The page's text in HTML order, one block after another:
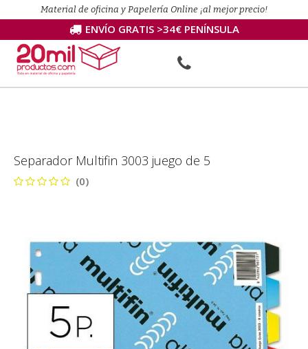
Material de oficina y Papelería Online ¡al mejor precio!
ENVÍO GRATIS >34€ PENÍNSULA
Separador Multifin 3003 juego de 5
(0)